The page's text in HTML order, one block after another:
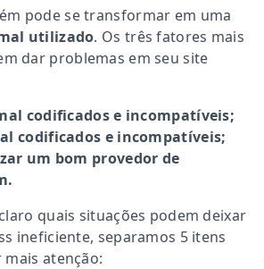
pode se transformar em uma
utilizado. Os três fatores mais
dar problemas em seu site
codificados e incompatíveis;
codificados e incompatíveis;
um bom provedor de
quais situações podem deixar
ineficiente, separamos 5 itens
atenção: